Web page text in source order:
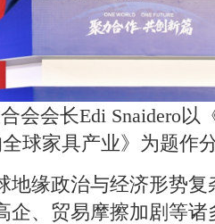
会长Edi Snaidero以
球家具产业》为题作
缘政治与经济形势复
企、贸易摩擦加剧等